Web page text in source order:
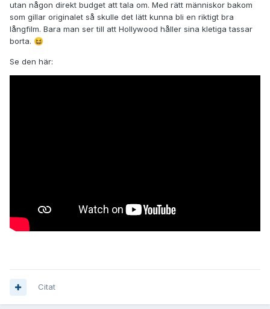
utan någon direkt budget att tala om. Med rätt människor bakom
som gillar originalet så skulle det lätt kunna bli en riktigt bra
långfilm. Bara man ser till att Hollywood håller sina kletiga tassar
borta. 😆
Se den här:
Citat